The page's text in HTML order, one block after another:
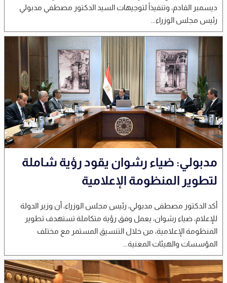
ديسمبر القادم، وتنفيذاً لتوجيهات السيد الدكتور مصطفي مدبولي
رئيس مجلس الوزراء...
مدبولي: ضياء رشوان يقود رؤية شاملة
لتطوير المنظومة الإعلامية
أكد الدكتور مصطفى مدبولي، رئيس مجلس الوزراء، أن وزير الدولة
للإعلام، ضياء رشوان، يعمل وفق رؤية متكاملة تستهدف تطوير
المنظومة الإعلامية، من خلال التنسيق المستمر مع مختلف
المؤسسات والهيئات المعنية...